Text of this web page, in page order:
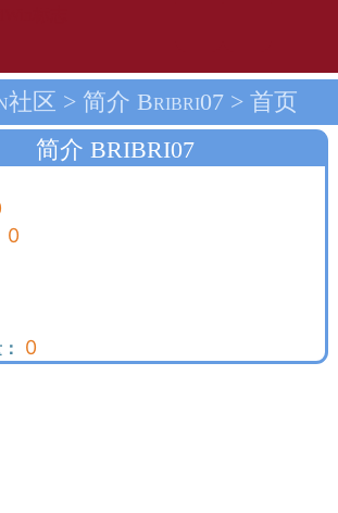
社区 > 简介 Bribri07 > 首页
简介 BRIBRI07
0
0